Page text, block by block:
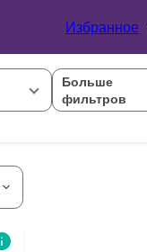
Избранное
Больше
фильтров